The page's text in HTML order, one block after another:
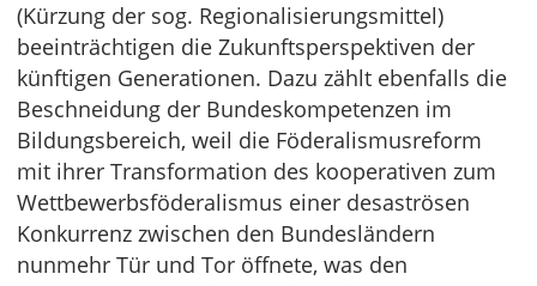
(Kürzung der sog. Regionalisierungsmittel)
beeinträchtigen die Zukunftsperspektiven der
künftigen Generationen. Dazu zählt ebenfalls die
Beschneidung der Bundeskompetenzen im
Bildungsbereich, weil die Föderalismusreform
mit ihrer Transformation des kooperativen zum
Wettbewerbsföderalismus einer desaströsen
Konkurrenz zwischen den Bundesländern
nunmehr Tür und Tor öffnete, was den